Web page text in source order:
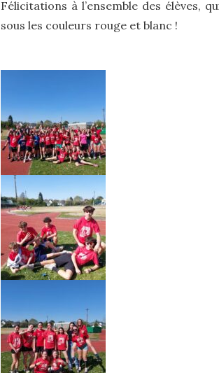
Félicitations à l’ensemble des élèves,
sous les couleurs rouge et blanc !